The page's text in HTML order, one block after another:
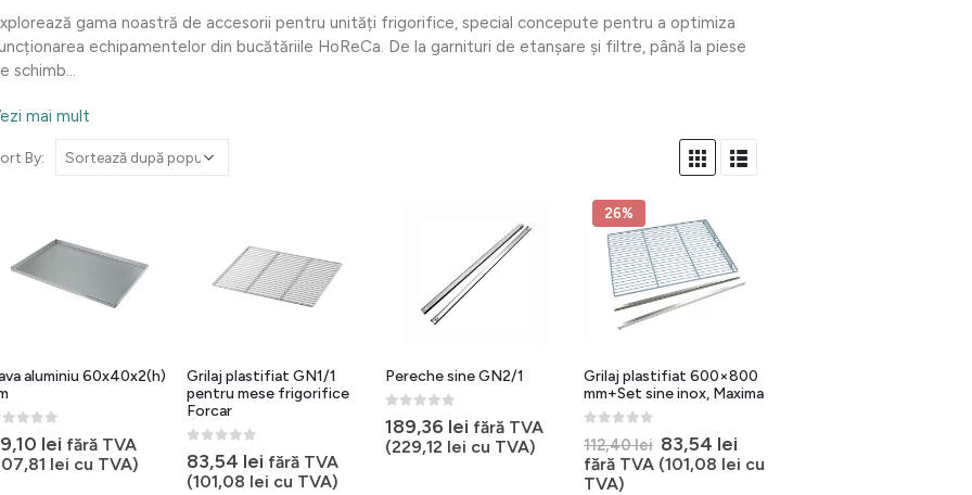
gama noastră de accesorii pentru unități frigorifice, special concepute pentru a optimiza
echipamentelor din bucătăriile HoReCa. De la garnituri de etanșare și filtre, până la piese
schimb...
mai mult
By:
aluminiu 60x40x2(h)
lei fără TVA
lei cu TVA)
Grilaj plastifiat GN1/1
pentru mese frigorifice
Forcar
83,54 lei fără TVA
(101,08 lei cu TVA)
Pereche sine GN2/1
189,36 lei fără TVA
(229,12 lei cu TVA)
26%
Grilaj plastifiat 600×800
mm+Set sine inox, Maxima
112,40lei Prețul
inițial
83,54 lei
curent
fără TVA (101,08 lei cu
TVA)